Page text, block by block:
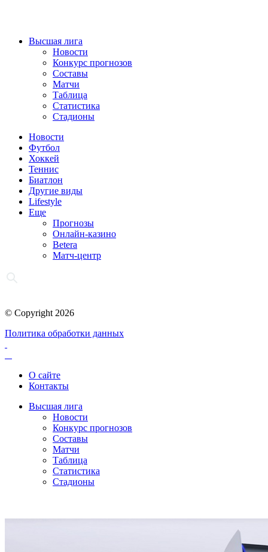
Высшая лига
Новости
Конкурс прогнозов
Составы
Матчи
Таблица
Статистика
Стадионы
Новости
Футбол
Хоккей
Теннис
Биатлон
Другие виды
Lifestyle
Еще
Прогнозы
Онлайн-казино
Betera
Матч-центр
© Copyright 2026
Политика обработки данных
О сайте
Контакты
Высшая лига
Новости
Конкурс прогнозов
Составы
Матчи
Таблица
Статистика
Стадионы